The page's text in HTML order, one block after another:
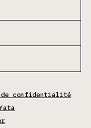
confidentialité